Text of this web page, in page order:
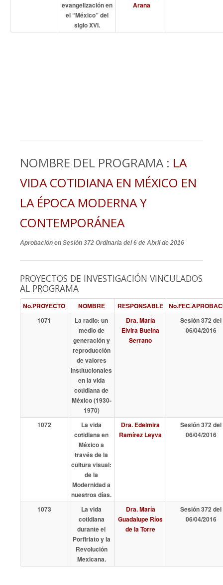
evangelización en
el “México” del
siglo XVI.
Arana
NOMBRE DEL PROGRAMA : LA
VIDA COTIDIANA EN MÉXICO EN
LA ÉPOCA MODERNA Y
CONTEMPORÁNEA
Aprobación en Sesión 372 Ordinaria del 6 de Abril de 2016
PROYECTOS DE INVESTIGACIÓN VINCULADOS
AL PROGRAMA
No.PROYECTO NOMBRE RESPONSABLE
1071
La radio: un
medio de
generación y
reproducción
de valores
institucionales
en la vida
cotidiana de
México (1930-
1970)
Dra. María
Elvira Buelna
Serrano
Sesión 372 del
06/04/2016
1072
La vida
cotidiana en
México a
través de la
cultura visual:
de la
Modernidad a
nuestros días.
Dra. Edelmira
Ramírez Leyva
Sesión 372 del
06/04/2016
1073
La vida
cotidiana
durante el
Porfiriato y la
Revolución
Mexicana.
Dra. María
Guadalupe Ríos
de la Torre
Sesión 372 del
06/04/2016